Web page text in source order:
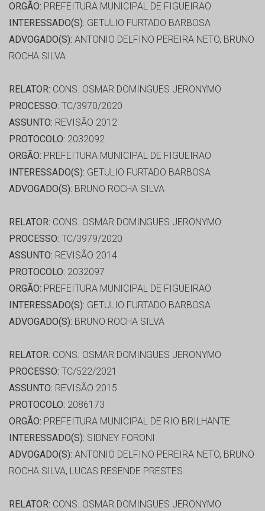
ORGÃO: PREFEITURA MUNICIPAL DE FIGUEIRAO
INTERESSADO(S): GETULIO FURTADO BARBOSA
ADVOGADO(S): ANTONIO DELFINO PEREIRA NETO, BRUNO
ROCHA SILVA
RELATOR: CONS. OSMAR DOMINGUES JERONYMO
PROCESSO: TC/3970/2020
ASSUNTO: REVISÃO 2012
PROTOCOLO: 2032092
ORGÃO: PREFEITURA MUNICIPAL DE FIGUEIRAO
INTERESSADO(S): GETULIO FURTADO BARBOSA
ADVOGADO(S): BRUNO ROCHA SILVA
RELATOR: CONS. OSMAR DOMINGUES JERONYMO
PROCESSO: TC/3979/2020
ASSUNTO: REVISÃO 2014
PROTOCOLO: 2032097
ORGÃO: PREFEITURA MUNICIPAL DE FIGUEIRAO
INTERESSADO(S): GETULIO FURTADO BARBOSA
ADVOGADO(S): BRUNO ROCHA SILVA
RELATOR: CONS. OSMAR DOMINGUES JERONYMO
PROCESSO: TC/522/2021
ASSUNTO: REVISÃO 2015
PROTOCOLO: 2086173
ORGÃO: PREFEITURA MUNICIPAL DE RIO BRILHANTE
INTERESSADO(S): SIDNEY FORONI
ADVOGADO(S): ANTONIO DELFINO PEREIRA NETO, BRUNO
ROCHA SILVA, LUCAS RESENDE PRESTES
RELATOR: CONS. OSMAR DOMINGUES JERONYMO